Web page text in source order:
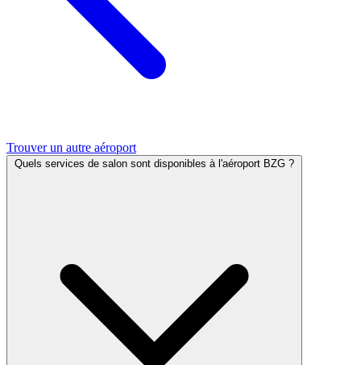
Trouver un autre aéroport
Quels services de salon sont disponibles à l'aéroport BZG ?